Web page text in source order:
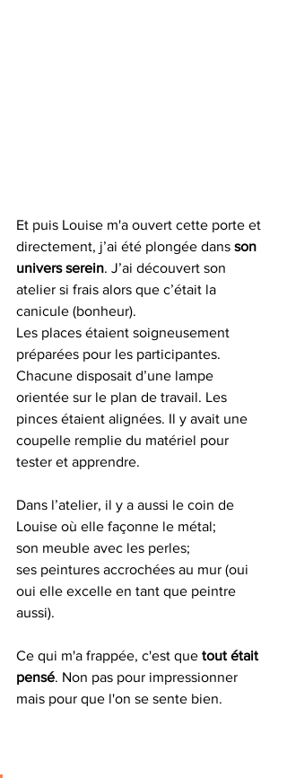
Et puis Louise m'a ouvert cette porte et
directement, j’ai été plongée dans son
univers serein. J’ai découvert son
atelier si frais alors que c’était la
canicule (bonheur).
Les places étaient soigneusement
préparées pour les participantes.
Chacune disposait d’une lampe
orientée sur le plan de travail. Les
pinces étaient alignées. Il y avait une
coupelle remplie du matériel pour
tester et apprendre.
Dans l’atelier, il y a aussi le coin de
Louise où elle façonne le métal;
son meuble avec les perles;
ses peintures accrochées au mur (oui
oui elle excelle en tant que peintre
aussi).
Ce qui m'a frappée, c'est que tout était
pensé. Non pas pour impressionner
mais pour que l'on se sente bien.